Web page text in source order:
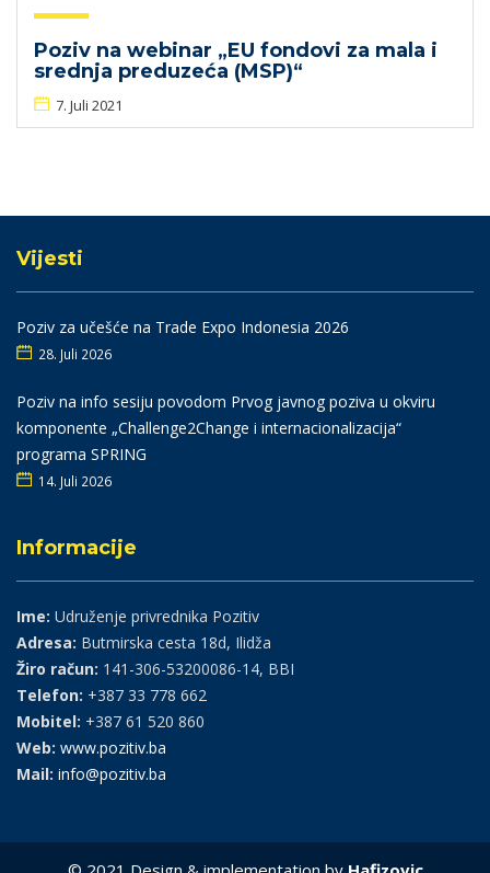
Poziv na webinar „EU fondovi za mala i
srednja preduzeća (MSP)“
7. Juli 2021
Vijesti
Poziv za učešće na Trade Expo Indonesia 2026
28. Juli 2026
Poziv na info sesiju povodom Prvog javnog poziva u okviru
komponente „Challenge2Change i internacionalizacija“
programa SPRING
14. Juli 2026
Informacije
Ime: Udruženje privrednika Pozitiv
Adresa: Butmirska cesta 18d, Ilidža
Žiro račun: 141-306-53200086-14, BBI
Telefon: +387 33 778 662
Mobitel: +387 61 520 860
Web: www.pozitiv.ba
Mail: info@pozitiv.ba